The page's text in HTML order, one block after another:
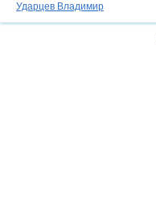
Ударцев Владимир